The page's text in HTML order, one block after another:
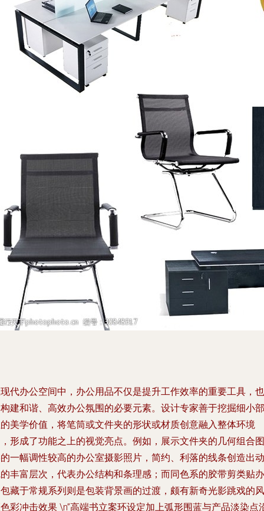
代办公空间中，办公用品不仅是提升工作效率的重要工具，也
建和谐、高效办公氛围的必要元素。设计专家善于挖掘细小部
美学价值，将笔筒或文件夹的形状或材质创意融入整体环境
形成了功能之上的视觉亮点。例如，展示文件夹的几何组合图
一幅调性较高的办公室摄影照片，简约、利落的线条创造出动
丰富层次，代表办公结构和条理感；而同色系的胶带剪类贴办
藏于常规系列则是包装背景画的过渡，颇有新奇光影跳戏的风
彩冲击效果 \n”高端书立案环设定加上弧形围蓝与产品淡染点